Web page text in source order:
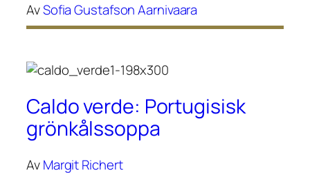
AvSofia Gustafson Aarnivaara
Caldo verde: Portugisisk
grönkålssoppa
AvMargit Richert